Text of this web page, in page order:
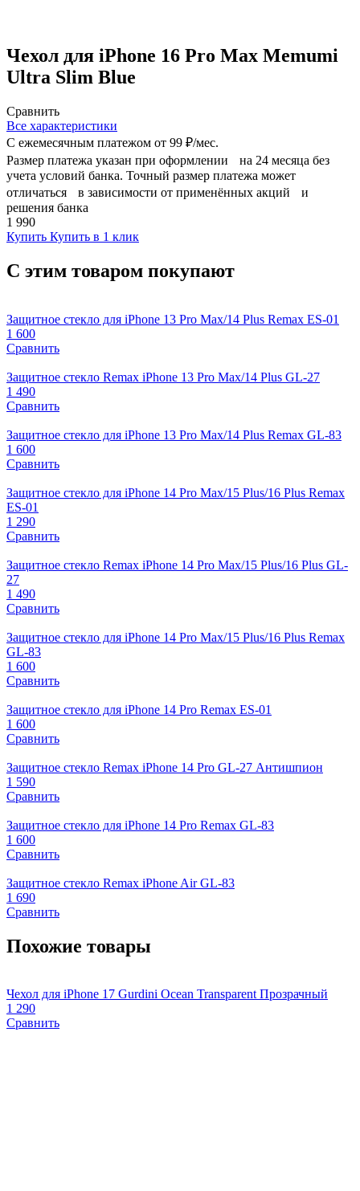
Чехол для iPhone 16 Pro Max Memumi
Ultra Slim Blue
Сравнить
Все характеристики
С ежемесячным платежом от 99 ₽/мес.
Размер платежа указан при оформлении на 24 месяца без
учета условий банка. Точный размер платежа может
отличаться в зависимости от применённых акций и
решения банка
1 990
Купить Купить в 1 клик
С этим товаром покупают
Защитное стекло для iPhone 13 Pro Max/14 Plus Remax ES-01
1 600
Сравнить
Защитное стекло Remax iPhone 13 Pro Max/14 Plus GL-27
1 490
Сравнить
Защитное стекло для iPhone 13 Pro Max/14 Plus Remax GL-83
1 600
Сравнить
Защитное стекло для iPhone 14 Pro Max/15 Plus/16 Plus Remax
ES-01
1 290
Сравнить
Защитное стекло Remax iPhone 14 Pro Max/15 Plus/16 Plus GL-
27
1 490
Сравнить
Защитное стекло для iPhone 14 Pro Max/15 Plus/16 Plus Remax
GL-83
1 600
Сравнить
Защитное стекло для iPhone 14 Pro Remax ES-01
1 600
Сравнить
Защитное стекло Remax iPhone 14 Pro GL-27 Антишпион
1 590
Сравнить
Защитное стекло для iPhone 14 Pro Remax GL-83
1 600
Сравнить
Защитное стекло Remax iPhone Air GL-83
1 690
Сравнить
Похожие товары
Чехол для iPhone 17 Gurdini Ocean Transparent Прозрачный
1 290
Сравнить